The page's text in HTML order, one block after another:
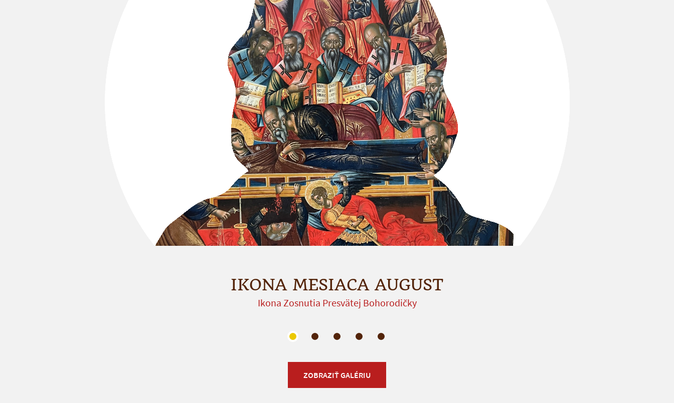
IKONA MESIACA AUGUST
Ikona Zosnutia Presvätej Bohorodičky
ZOBRAZIŤ GALÉRIU